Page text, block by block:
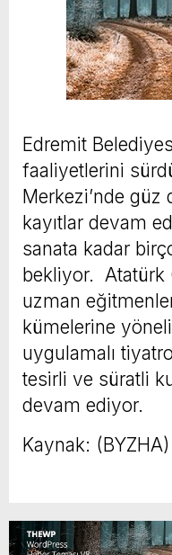
Edremit
faaliyetlerini
Merkezi’nde güz
kayıtlar devam
sanata kadar
bekliyor. Atatürk
uzman
kümelerine
uygulamalı
tesirli ve süratli
devam ediyor.
Kaynak: